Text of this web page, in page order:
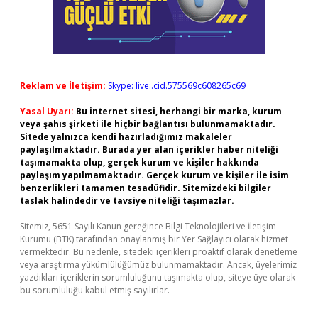
Reklam ve İletişim: Skype: live:.cid.575569c608265c69
Yasal Uyarı: Bu internet sitesi, herhangi bir marka, kurum
veya şahıs şirketi ile hiçbir bağlantısı bulunmamaktadır.
Sitede yalnızca kendi hazırladığımız makaleler
paylaşılmaktadır. Burada yer alan içerikler haber niteliği
taşımamakta olup, gerçek kurum ve kişiler hakkında
paylaşım yapılmamaktadır. Gerçek kurum ve kişiler ile isim
benzerlikleri tamamen tesadüfidir. Sitemizdeki bilgiler
taslak halindedir ve tavsiye niteliği taşımazlar.
Sitemiz, 5651 Sayılı Kanun gereğince Bilgi Teknolojileri ve İletişim
Kurumu (BTK) tarafından onaylanmış bir Yer Sağlayıcı olarak hizmet
vermektedir. Bu nedenle, sitedeki içerikleri proaktif olarak denetleme
veya araştırma yükümlülüğümüz bulunmamaktadır. Ancak, üyelerimiz
yazdıkları içeriklerin sorumluluğunu taşımakta olup, siteye üye olarak
bu sorumluluğu kabul etmiş sayılırlar.